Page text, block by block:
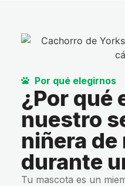
Por qué elegirnos
¿Por qué
nuestro
niñera
durante
Tu mascota es un